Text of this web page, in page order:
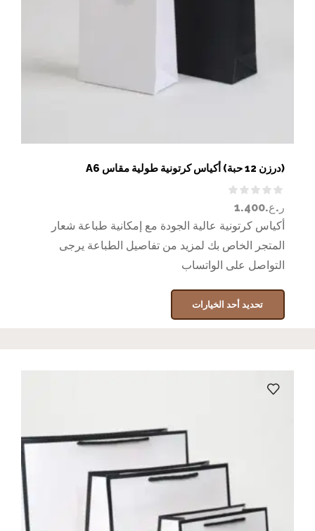
(درزن 12 حبة) أكياس كرتونية طولية مقاس A6
ر.ع.1.400
أكياس كرتونية عالية الجودة مع إمكانية طباعة شعار
المتجر الخاص بك لمزيد من تفاصيل الطباعة يرجى
التواصل على الواتساب
تحديد أحد الخيارات